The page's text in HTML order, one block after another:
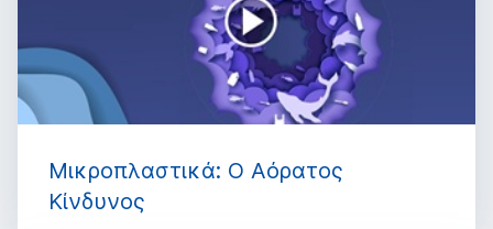
Μικροπλαστικά: Ο Αόρατος
Κίνδυνος